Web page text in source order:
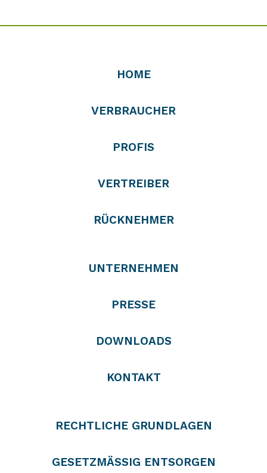
HOME
VERBRAUCHER
PROFIS
VERTREIBER
RÜCKNEHMER
UNTERNEHMEN
PRESSE
DOWNLOADS
KONTAKT
RECHTLICHE GRUNDLAGEN
GESETZMÄSSIG ENTSORGEN